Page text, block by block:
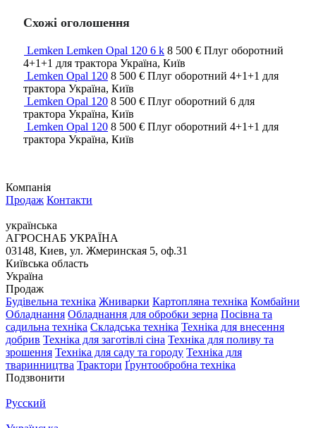
Схожі оголошення
Lemken Lemken Opal 120 6 k 8 500 € Плуг оборотний
4+1+1 для трактора Україна, Київ
Lemken Opal 120 8 500 € Плуг оборотний 4+1+1 для
трактора Україна, Київ
Lemken Opal 120 8 500 € Плуг оборотний 6 для
трактора Україна, Київ
Lemken Opal 120 8 500 € Плуг оборотний 4+1+1 для
трактора Україна, Київ
Компанія
Продаж Контакти
українська
АГРОСНАБ УКРАЇНА
03148, Киев, ул. Жмеринская 5, оф.31
Київська область
Україна
Продаж
Будівельна техніка Жниварки Картопляна техніка Комбайни
Обладнання Обладнання для обробки зерна Посівна та
садильна техніка Складська техніка Техніка для внесення
добрив Техніка для заготівлі сіна Техніка для поливу та
зрошення Техніка для саду та городу Техніка для
тваринництва Трактори Ґрунтообробна техніка
Подзвонити
Русский